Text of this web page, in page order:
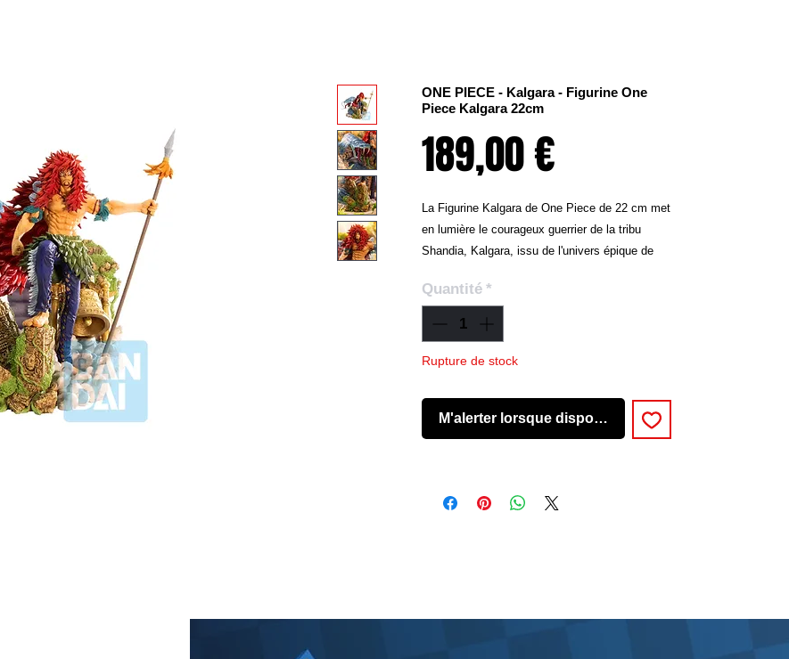
ONE PIECE - Kalgara - Figurine One
Piece Kalgara 22cm
189,00 €
La Figurine Kalgara de One Piece de 22 cm met
en lumière le courageux guerrier de la tribu
Shandia, Kalgara, issu de l'univers épique de
la saga Skypiea, cette figurine est un hommage
représentation impressionnante du fier guerrier
détermination. Que vous soyez un
collectionneur passionné ou simplement un fan
de One Piece cherchant à capturer l'esprit de la
Quantité *
Rupture de stock
M'alerter lorsque disponible